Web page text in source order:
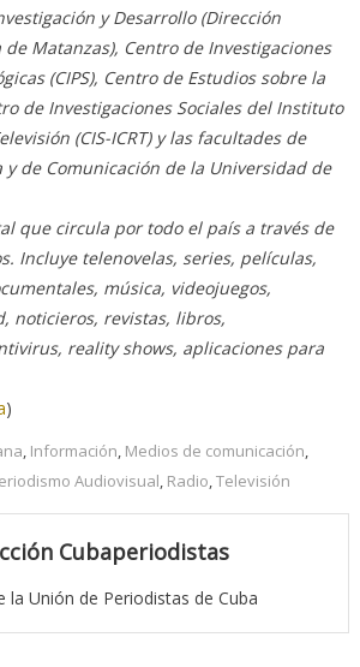
y Desarrollo (Dirección
Matanzas), Centro de Investigaciones
(CIPS), Centro de Estudios sobre la
de Investigaciones Sociales del Instituto
(CIS-ICRT) y las facultades de
y de Comunicación de la Universidad de
que circula por todo el país a través de
Incluye telenovelas, series, películas,
música, videojuegos,
noticieros, revistas, libros,
reality shows, aplicaciones para
)
, Información, Medios de comunicación,
Audiovisual, Radio,Televisión
Cubaperiodistas
la Unión de Periodistas de Cuba